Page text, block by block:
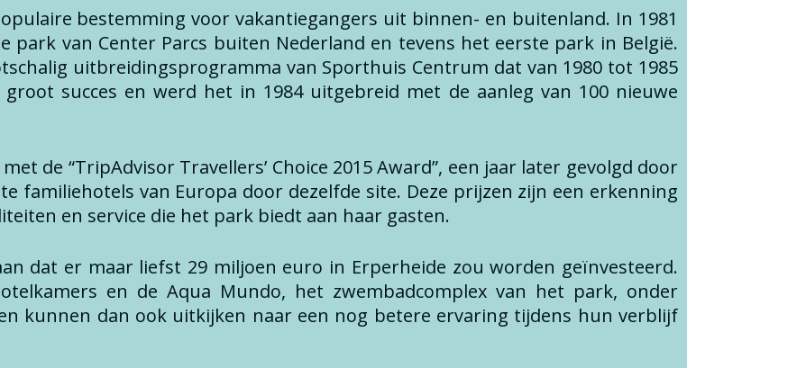
bestemming voor vakantiegangers uit binnen- en buitenland. In 1981
park van Center Parcs buiten Nederland en tevens het eerste park in België.
uitbreidingsprogramma van Sporthuis Centrum dat van 1980 tot 1985
succes en werd het in 1984 uitgebreid met de aanleg van 100 nieuwe
de “TripAdvisor Travellers’ Choice 2015 Award”, een jaar later gevolgd door
familiehotels van Europa door dezelfde site. Deze prijzen zijn een erkenning
en service die het park biedt aan haar gasten.
dat er maar liefst 29 miljoen euro in Erperheide zou worden geïnvesteerd.
en de Aqua Mundo, het zwembadcomplex van het park, onder
kunnen dan ook uitkijken naar een nog betere ervaring tijdens hun verblijf